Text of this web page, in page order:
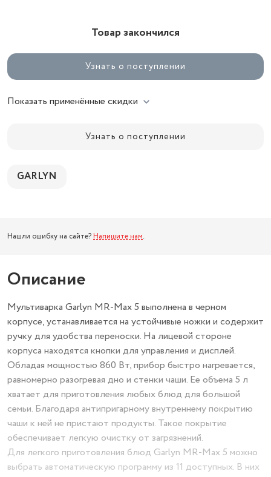
Товар закончился
Узнать о поступлении
Показать применённые скидки
Узнать о поступлении
GARLYN
Нашли ошибку на сайте? Напишите нам.
Описание
Мультиварка Garlyn MR-Max 5 выполнена в черном
корпусе, устанавливается на устойчивые ножки и содержит
ручку для удобства переноски. На лицевой стороне
корпуса находятся кнопки для управления и дисплей.
Обладая мощностью 860 Вт, прибор быстро нагревается,
равномерно разогревая дно и стенки чаши. Ее объема 5 л
хватает для приготовления любых блюд для большой
семьи. Благодаря антипригарному внутреннему покрытию
чаши к ней не пристают продукты. Такое покрытие
обеспечивает легкую очистку от загрязнений.
Для легкого приготовления блюд Garlyn MR-Max 5 можно
выбрать автоматическую программу из 11 доступных. В них